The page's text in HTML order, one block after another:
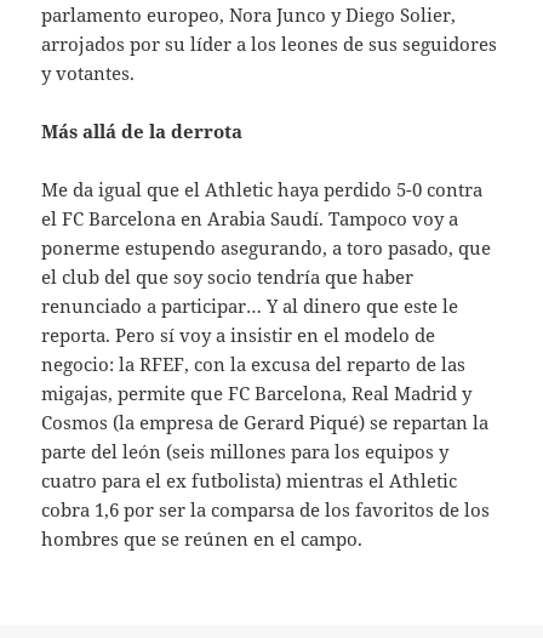
parlamento europeo, Nora Junco y Diego Solier,
arrojados por su líder a los leones de sus seguidores
y votantes.
Más allá de la derrota
Me da igual que el Athletic haya perdido 5-0 contra
el FC Barcelona en Arabia Saudí. Tampoco voy a
ponerme estupendo asegurando, a toro pasado, que
el club del que soy socio tendría que haber
renunciado a participar… Y al dinero que este le
reporta. Pero sí voy a insistir en el modelo de
negocio: la RFEF, con la excusa del reparto de las
migajas, permite que FC Barcelona, Real Madrid y
Cosmos (la empresa de Gerard Piqué) se repartan la
parte del león (seis millones para los equipos y
cuatro para el ex futbolista) mientras el Athletic
cobra 1,6 por ser la comparsa de los favoritos de los
hombres que se reúnen en el campo.